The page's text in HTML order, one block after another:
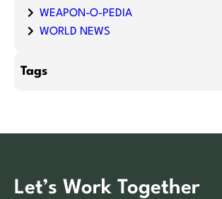
WEAPON-O-PEDIA
WORLD NEWS
Tags
Let’s Work Together